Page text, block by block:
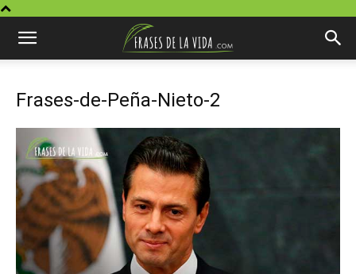
Frases-de-Peña-Nieto-2